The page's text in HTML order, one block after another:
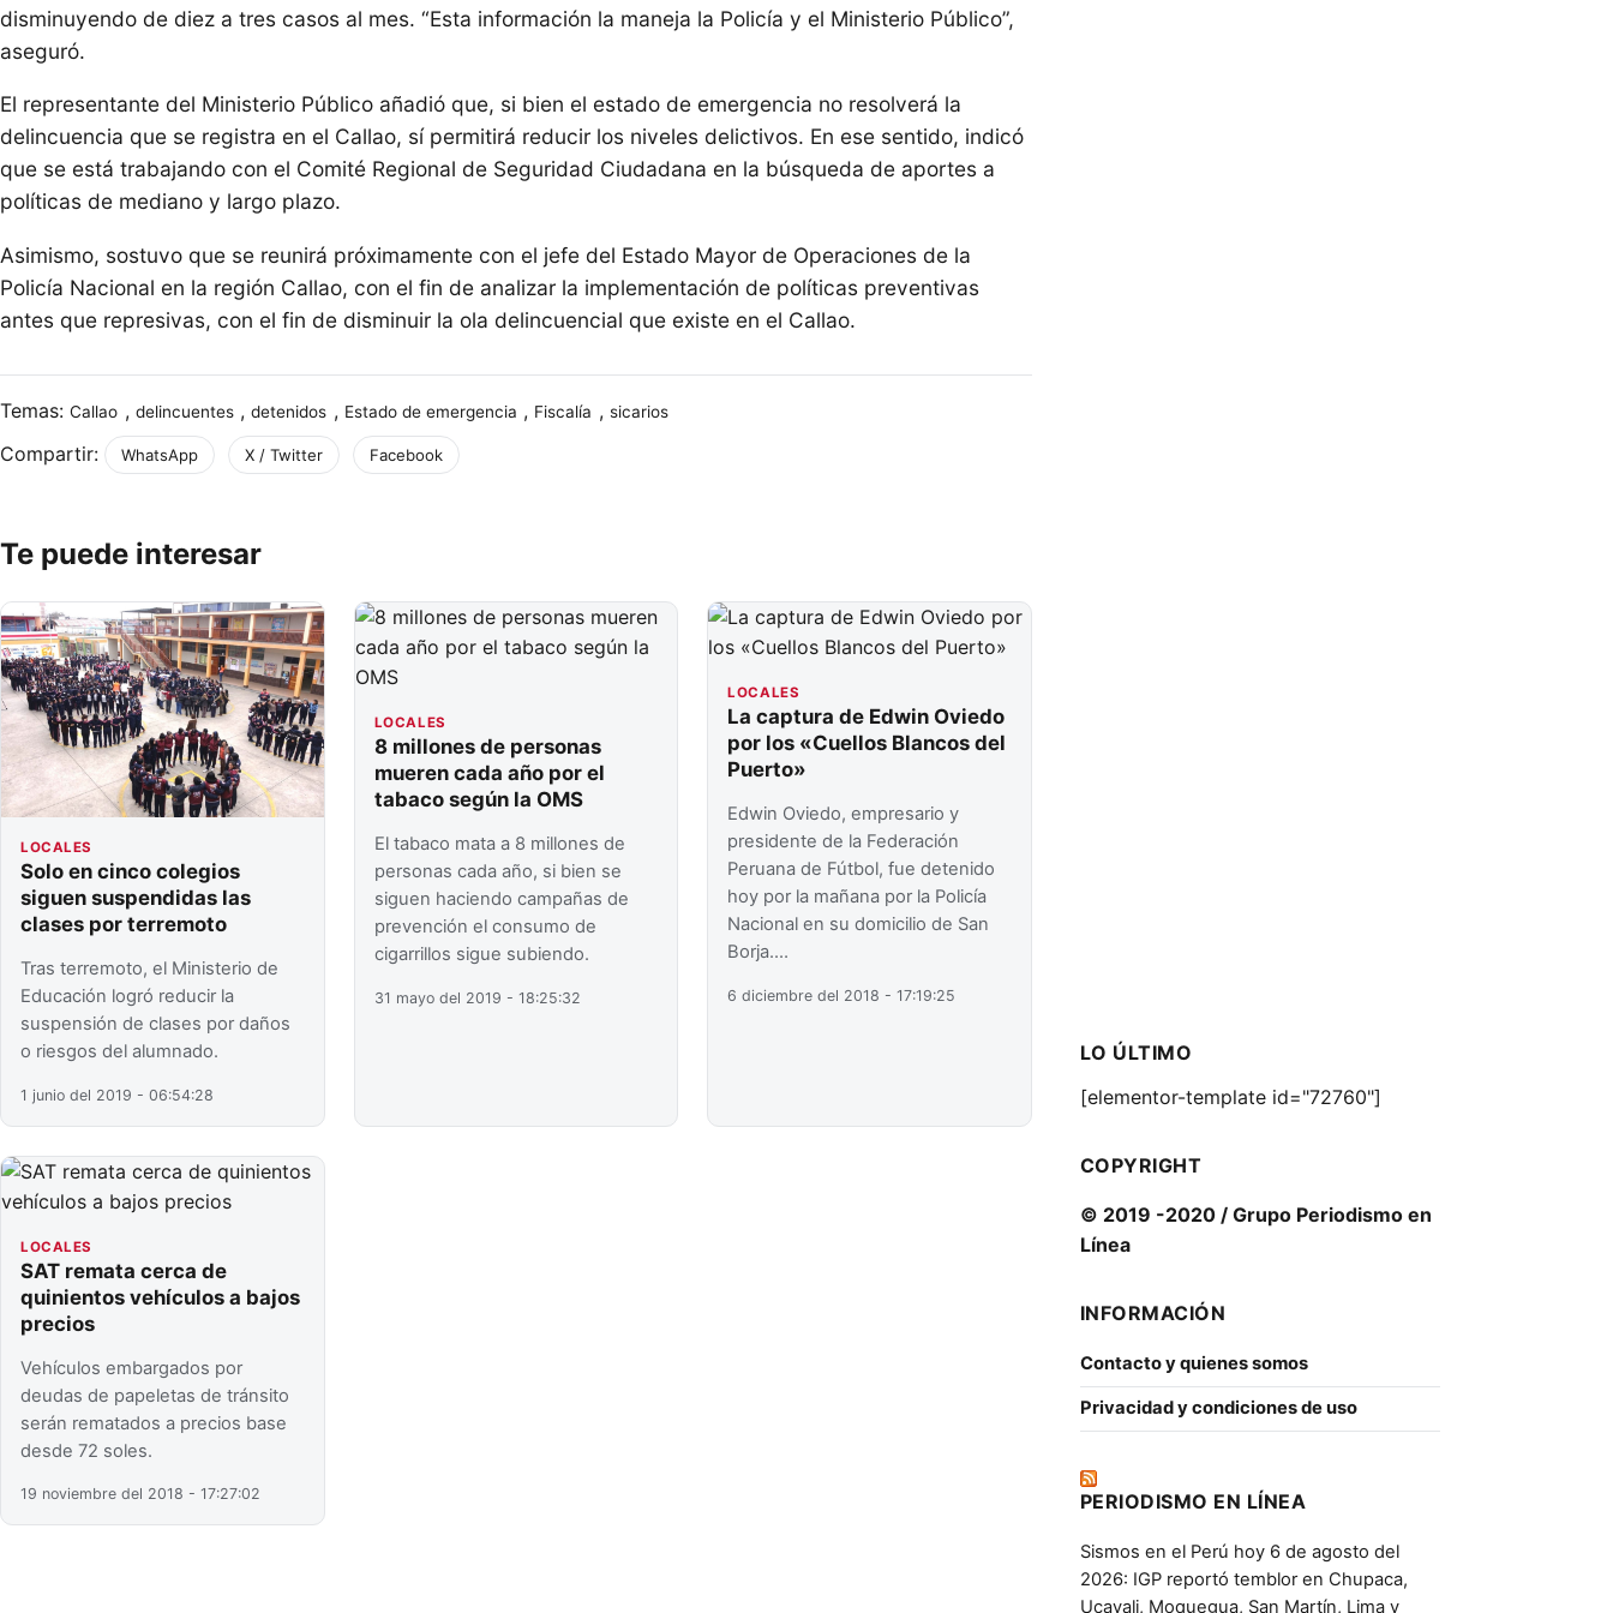
disminuyendo de diez a tres casos al mes. “Esta información la maneja la Policía y el Ministerio Público”,
aseguró.
El representante del Ministerio Público añadió que, si bien el estado de emergencia no resolverá la
delincuencia que se registra en el Callao, sí permitirá reducir los niveles delictivos. En ese sentido, indicó
que se está trabajando con el Comité Regional de Seguridad Ciudadana en la búsqueda de aportes a
políticas de mediano y largo plazo.
Asimismo, sostuvo que se reunirá próximamente con el jefe del Estado Mayor de Operaciones de la
Policía Nacional en la región Callao, con el fin de analizar la implementación de políticas preventivas
antes que represivas, con el fin de disminuir la ola delincuencial que existe en el Callao.
Temas: Callao , delincuentes ,detenidos , Estado de emergencia , Fiscalía , sicarios
Compartir: WhatsApp X / Twitter Facebook
Te puede interesar
LOCALES
Solo en cinco colegios
siguen suspendidas las
clases por terremoto
Tras terremoto, el Ministerio de
Educación logró reducir la
suspensión de clases por daños
o riesgos del alumnado.
1 junio del 2019 - 06:54:28
LOCALES
8 millones de personas
mueren cada año por el
tabaco según la OMS
El tabaco mata a 8 millones de
personas cada año, si bien se
siguen haciendo campañas de
prevención el consumo de
cigarrillos sigue subiendo.
31 mayo del 2019 - 18:25:32
LOCALES
La captura de Edwin Oviedo
por los «Cuellos Blancos del
Puerto»
Edwin Oviedo, empresario y
presidente de la Federación
Peruana de Fútbol, fue detenido
hoy por la mañana por la Policía
Nacional en su domicilio de San
Borja.…
6 diciembre del 2018 - 17:19:25
LOCALES
SAT remata cerca de
quinientos vehículos a bajos
precios
Vehículos embargados por
deudas de papeletas de tránsito
serán rematados a precios base
desde 72 soles.
19 noviembre del 2018 - 17:27:02
LO ÚLTIMO
[elementor-template id="72760"]
COPYRIGHT
© 2019 -2020 / Grupo Periodismo en
Línea
INFORMACIÓN
Contacto y quienes somos
Privacidad y condiciones de uso
PERIODISMO EN LÍNEA
Sismos en el Perú hoy 6 de agosto del
2026: IGP reportó temblor en Chupaca,
Ucayali, Moquegua, San Martín, Lima y